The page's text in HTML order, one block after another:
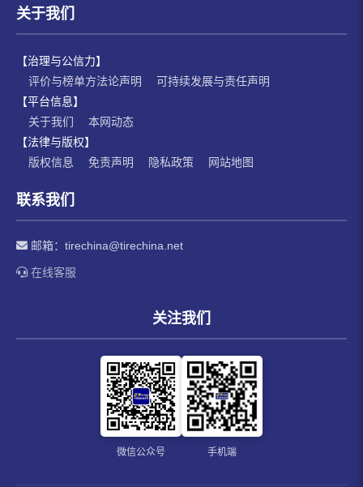
关于我们
【治理与公信力】
评价与榜单方法论声明
可持续发展与责任声明
【平台信息】
关于我们
本网动态
【法律与版权】
版权信息
免责声明 隐私政策 网站地图
联系我们
邮箱： tirechina@tirechina.net
在线客服
关注我们
微信公众号 手机端